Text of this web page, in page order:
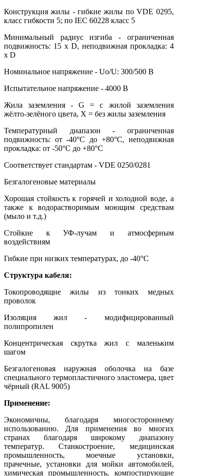
Конструкция жилы - гибкие жилы по VDE 0295,
класс гибкости 5; по IEC 60228 класс 5
Минимальный радиус изгиба - ограниченная
подвижность: 15 х D, неподвижная прокладка: 4
х D
Номинальное напряжение - Uo/U: 300/500 В
Испытательное напряжение - 4000 В
Жила заземления - G = с жилой заземления
жёлто-зелёного цвета, X = без жилы заземления
Температурный диапазон - ограниченная
подвижность: от -40°С до +80°С, неподвижная
прокладка: от -50°С до +80°С
Соответствует стандартам - VDE 0250/0281
Безгалогеновые материалы
Хорошая стойкость к горячей и холодной воде, а
также к водорастворимым моющим средствам
(мыло и т.д.)
Стойкие к УФ-лучам и атмосферным
воздействиям
Гибкие при низких температурах, до -40°С
Структура кабеля:
Токопроводящие жилы из тонких медных
проволок
Изоляция жил - модифицированный
полипропилен
Концентрическая скрутка жил с маленьким
шагом
Безгалогеновая наружная оболочка на базе
специального термопластичного эластомера, цвет
чёрный (RAL 9005)
Применение:
Экономичны, благодаря многостороннему
использованию. Для применения во многих
странах благодаря широкому диапазону
температур. Станкостроение, медицинская
промышленность, моечные установки,
прачечные, установки для мойки автомобилей,
химическая промышленность, компостирующие